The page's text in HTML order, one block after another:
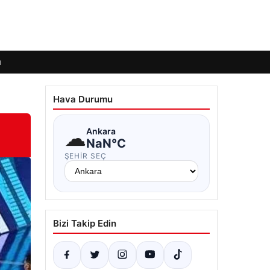
Hava Durumu
☁Ankara
NaN°C
ŞEHIR SEÇ
Bizi Takip Edin